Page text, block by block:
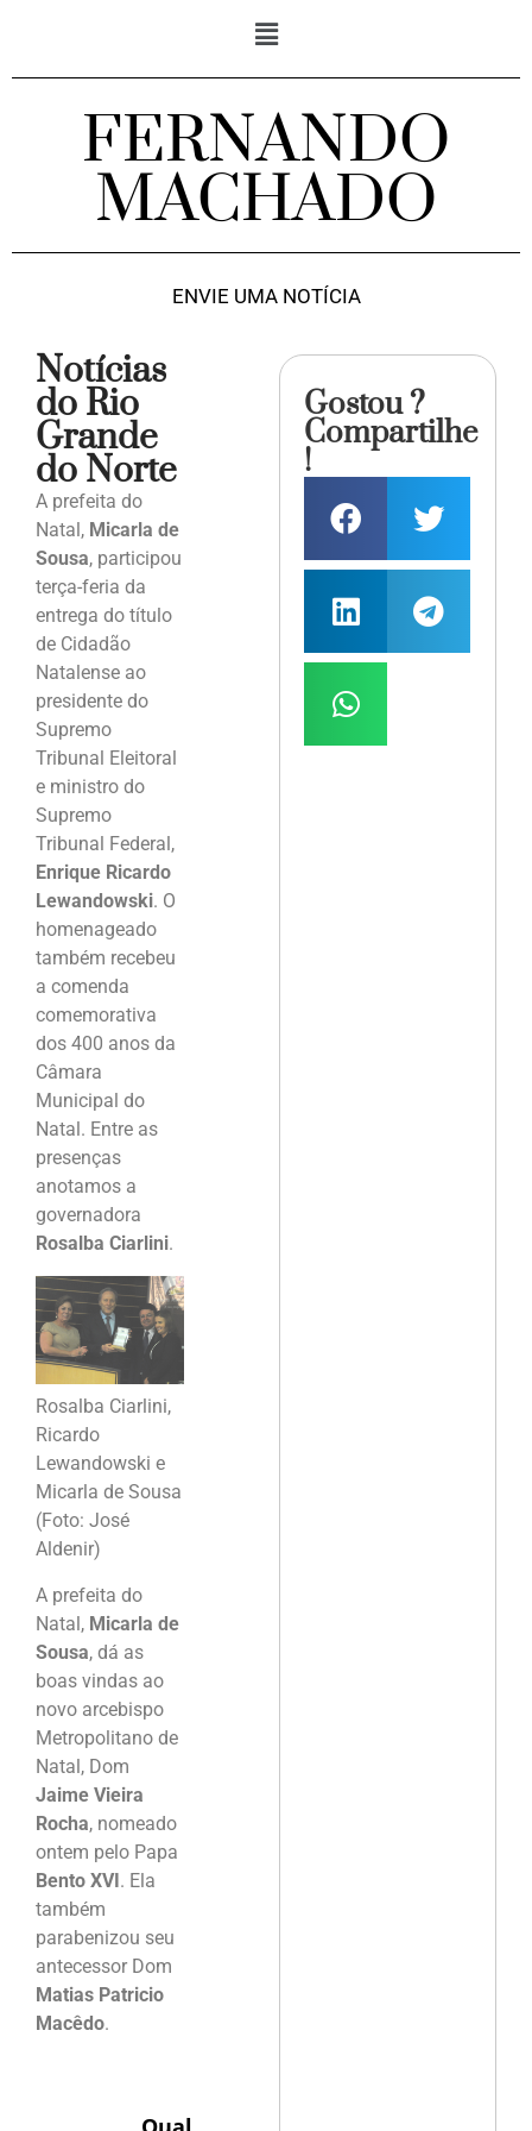
FERNANDO
MACHADO
ENVIE UMA NOTÍCIA
Notícias
do Rio
Grande
do Norte
A prefeita do
Natal, Micarla de
Sousa, participou
terça-feria da
entrega do título
de Cidadão
Natalense ao
presidente do
Supremo
Tribunal Eleitoral
e ministro do
Supremo
Tribunal Federal,
Enrique Ricardo
Lewandowski. O
homenageado
também recebeu
a comenda
comemorativa
dos 400 anos da
Câmara
Municipal do
Natal. Entre as
presenças
anotamos a
governadora
Rosalba Ciarlini.
Rosalba Ciarlini,
Ricardo
Lewandowski e
Micarla de Sousa
(Foto: José
Aldenir)
A prefeita do
Natal, Micarla de
Sousa, dá as
boas vindas ao
novo arcebispo
Metropolitano de
Natal, Dom
Jaime Vieira
Rocha, nomeado
ontem pelo Papa
Bento XVI. Ela
também
parabenizou seu
antecessor Dom
Matias Patricio
Macêdo.
Gostou ?
Compartilhe
!